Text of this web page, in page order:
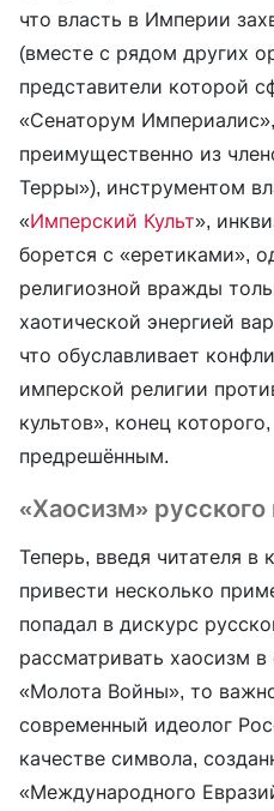
что власть в Империи
(вместе с рядом других
представители которой
«Сенаторум
преимущественно из
Терры»), инструментом
«Имперский Культ»,
борется с «еретиками»,
религиозной вражды
хаотической энергией
что обуславливает
имперской религии
культов», конец
предрешённым.
«Хаосизм»
Теперь, введя читателя
привести несколько
попадал в дискурс
рассматривать хаосизм
«Молота Войны», то
современный идеолог
качестве символа,
«Международного